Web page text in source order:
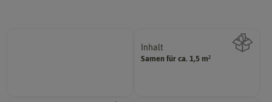
Inhalt
Samen für ca. 1,5 m²
Wie viel ist enthalten